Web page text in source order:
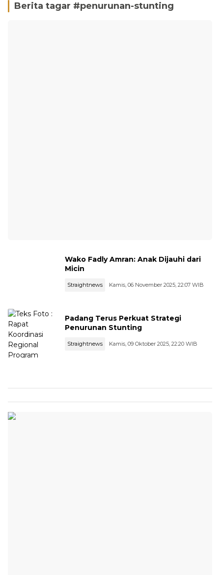
Berita tagar #penurunan-stunting
Wako Fadly Amran: Anak Dijauhi dari
Micin
Straightnews Kamis, 06 November 2025, 22:07 WIB
Padang Terus Perkuat Strategi
Penurunan Stunting
Straightnews Kamis, 09 Oktober 2025, 22:20 WIB